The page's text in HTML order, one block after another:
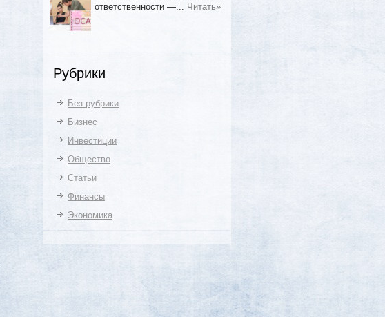
ответственности —... Читать»
Рубрики
Без рубрики
Бизнес
Инвестиции
Общество
Статьи
Финансы
Экономика